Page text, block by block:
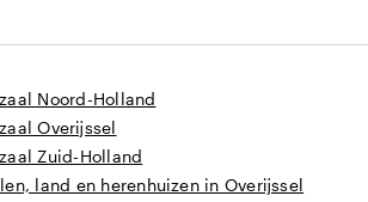
Noord-Holland
Overijssel
Zuid-Holland
land en herenhuizen in Overijssel